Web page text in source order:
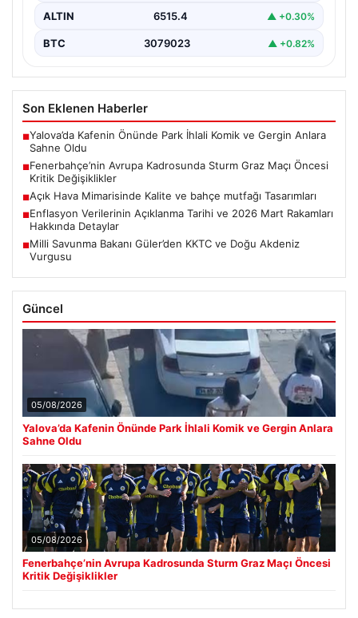
ALTIN 6515.4 ▲ +0.30%
BTC 3079023 ▲ +0.82%
Son Eklenen Haberler
■Yalova’da Kafenin Önünde Park İhlali Komik ve Gergin Anlara
Sahne Oldu
■Fenerbahçe’nin Avrupa Kadrosunda Sturm Graz Maçı Öncesi
Kritik Değişiklikler
■Açık Hava Mimarisinde Kalite ve bahçe mutfağı Tasarımları
■Enflasyon Verilerinin Açıklanma Tarihi ve 2026 Mart Rakamları
Hakkında Detaylar
■Milli Savunma Bakanı Güler’den KKTC ve Doğu Akdeniz
Vurgusu
Güncel
05/08/2026
Yalova’da Kafenin Önünde Park İhlali Komik ve Gergin Anlara
Sahne Oldu
05/08/2026
Fenerbahçe’nin Avrupa Kadrosunda Sturm Graz Maçı Öncesi
Kritik Değişiklikler